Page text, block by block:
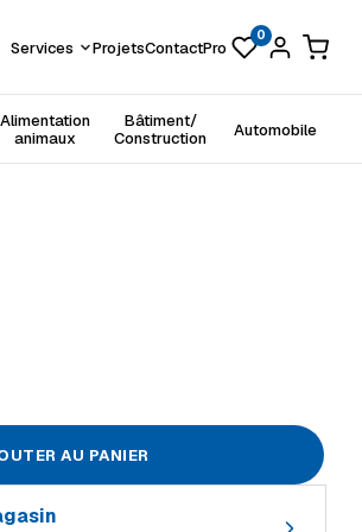
Services ProjetsContactPro
0
Alimentation
animaux
Bâtiment/
Construction
Automobile
AU PANIER